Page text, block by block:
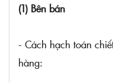
(1) Bên bán
- Cách hạch toán
hàng: